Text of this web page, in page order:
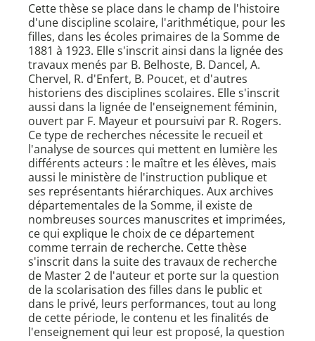
Cette thèse se place dans le champ de l'histoire
d'une discipline scolaire, l'arithmétique, pour les
filles, dans les écoles primaires de la Somme de
1881 à 1923. Elle s'inscrit ainsi dans la lignée des
travaux menés par B. Belhoste, B. Dancel, A.
Chervel, R. d'Enfert, B. Poucet, et d'autres
historiens des disciplines scolaires. Elle s'inscrit
aussi dans la lignée de l'enseignement féminin,
ouvert par F. Mayeur et poursuivi par R. Rogers.
Ce type de recherches nécessite le recueil et
l'analyse de sources qui mettent en lumière les
différents acteurs : le maître et les élèves, mais
aussi le ministère de l'instruction publique et
ses représentants hiérarchiques. Aux archives
départementales de la Somme, il existe de
nombreuses sources manuscrites et imprimées,
ce qui explique le choix de ce département
comme terrain de recherche. Cette thèse
s'inscrit dans la suite des travaux de recherche
de Master 2 de l'auteur et porte sur la question
de la scolarisation des filles dans le public et
dans le privé, leurs performances, tout au long
de cette période, le contenu et les finalités de
l'enseignement qui leur est proposé, la question